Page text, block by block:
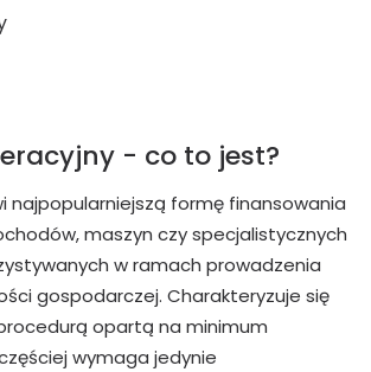
- co to jest?
najpopularniejszą formę finansowania
maszyn czy specjalistycznych
w ramach prowadzenia
gospodarczej. Charakteryzuje się
opartą na minimum
wymaga jedynie